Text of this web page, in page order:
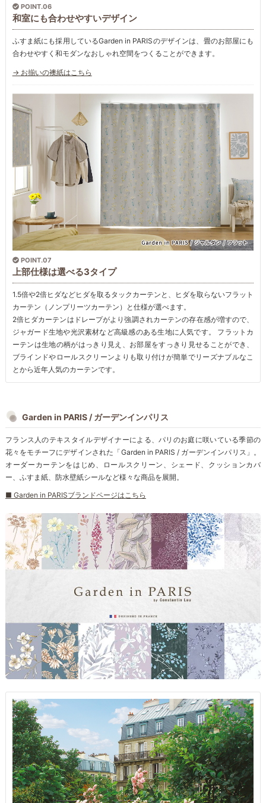
POINT.06
和室にも合わせやすいデザイン
ふすま紙にも採用しているGarden in PARISのデザインは、畳のお部屋にも
合わせやすく和モダンなおしゃれ空間をつくることができます。
→ お揃いの襖紙はこちら
POINT.07
上部仕様は選べる3タイプ
1.5倍や2倍ヒダなどヒダを取るタックカーテンと、ヒダを取らないフラット
カーテン（ノンプリーツカーテン）と仕様が選べます。
2倍ヒダカーテンはドレープがより強調されカーテンの存在感が増すので、
ジャガード生地や光沢素材など高級感のある生地に人気です。 フラットカ
ーテンは生地の柄がはっきり見え、お部屋をすっきり見せることができ、
ブラインドやロールスクリーンよりも取り付けが簡単でリーズナブルなこ
とから近年人気のカーテンです。
Garden in PARIS / ガーデンインパリス
フランス人のテキスタイルデザイナーによる、パリのお庭に咲いている季節の
花々をモチーフにデザインされた「Garden in PARIS / ガーデンインパリス」。
オーダーカーテンをはじめ、ロールスクリーン、シェード、クッションカバ
ー、ふすま紙、防水壁紙シールなど様々な商品を展開。
■ Garden in PARISブランドページはこちら